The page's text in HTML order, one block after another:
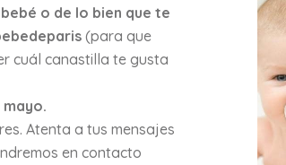
o de lo bien que te
(para que
cuál canastilla te gusta
Atenta a tus mensajes
en contacto